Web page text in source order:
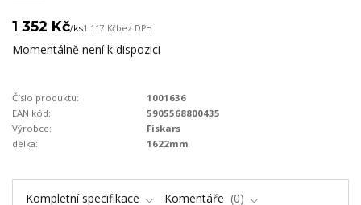
1 352 Kč/ks1 117 Kčbez DPH
Momentálně není k dispozici
Číslo produktu:
1001636
EAN kód:
5905568800435
Výrobce:
Fiskars
délka:
1622mm
Kompletní specifikace Komentáře 0